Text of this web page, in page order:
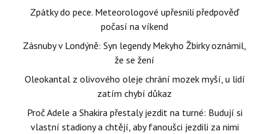
Zpátky do pece. Meteorologové upřesnili předpověď
počasí na víkend
Zásnuby v Londýně: Syn legendy Mekyho Žbirky oznámil,
že se žení
Oleokantal z olivového oleje chrání mozek myší, u lidí
zatím chybí důkaz
Proč Adele a Shakira přestaly jezdit na turné: Budují si
vlastní stadiony a chtějí, aby fanoušci jezdili za nimi